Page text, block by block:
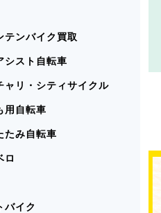
テンバイク買取
シスト自転車
ャリ・シティサイクル
用自転車
たみ自転車
ロ
バイク